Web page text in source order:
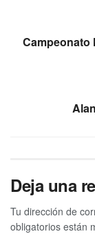
Campeonato
Deja una
Tu dirección de
obligatorios están